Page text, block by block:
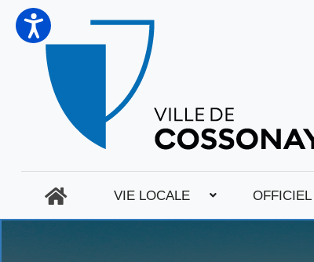
VIE LOCALE OFFICIEL